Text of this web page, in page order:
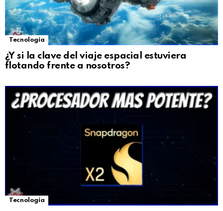
Tecnología
¿Y si la clave del viaje espacial estuviera
flotando frente a nosotros?
Tecnología